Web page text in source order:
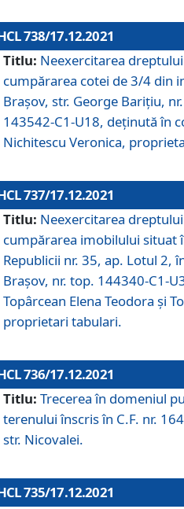
738/17.12.2021
Titlu: Neexercitarea
cumpărarea cotei de 3/4 din
Braşov, str. George Barițiu,
143542-C1-U18, deținută în
Nichitescu Veronica,
737/17.12.2021
Titlu: Neexercitarea
cumpărarea imobilului situat
Republicii nr. 35, ap. Lotul 2,
Brașov, nr. top. 144340-C1-
Topârcean Elena Teodora și
proprietari tabulari.
736/17.12.2021
Titlu: Trecerea în domeniul
terenului înscris în C.F. nr.
str. Nicovalei.
735/17.12.2021